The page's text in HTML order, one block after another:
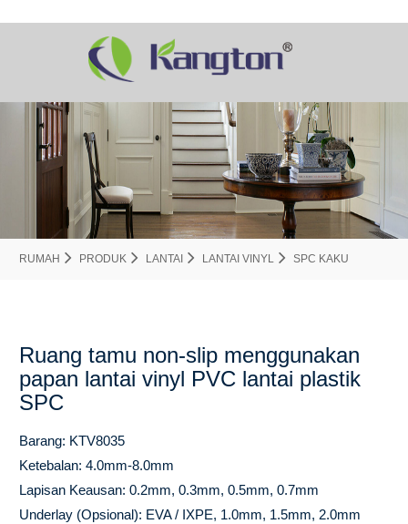
RUMAH PRODUK LANTAI LANTAI VINYL SPC KAKU
Ruang tamu non-slip menggunakan
papan lantai vinyl PVC lantai plastik
SPC
Barang: KTV8035
Ketebalan: 4.0mm-8.0mm
Lapisan Keausan: 0.2mm, 0.3mm, 0.5mm, 0.7mm
Underlay (Opsional): EVA / IXPE, 1.0mm, 1.5mm, 2.0mm